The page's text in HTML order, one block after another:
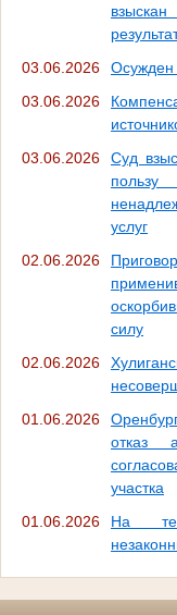
03.06.2026
Осужден
03.06.2026
03.06.2026
Суд
услуг
02.06.2026
силу
02.06.2026
01.06.2026
отказ
участка
01.06.2026
На